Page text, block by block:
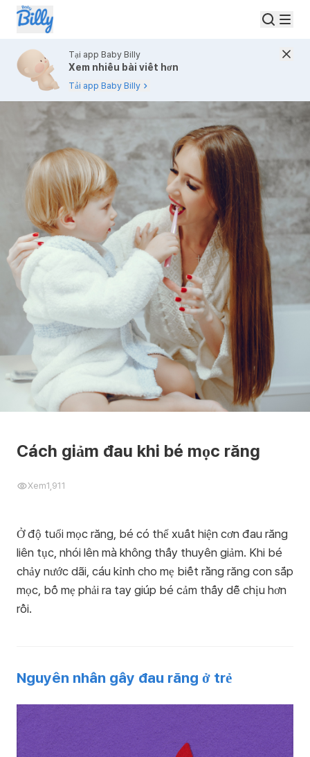
Tại app Baby Billy
Xem nhiều bài viết hơn
Tải app Baby Billy
Cách giảm đau khi bé mọc răng
Xem1,911
Ở độ tuổi mọc răng, bé có thể xuất hiện cơn đau răng
liên tục, nhói lên mà không thấy thuyên giảm. Khi bé
chảy nước dãi, cáu kỉnh cho mẹ biết rằng răng con sắp
mọc, bố mẹ phải ra tay giúp bé cảm thấy dễ chịu hơn
rồi.
Nguyên nhân gây đau răng ở trẻ